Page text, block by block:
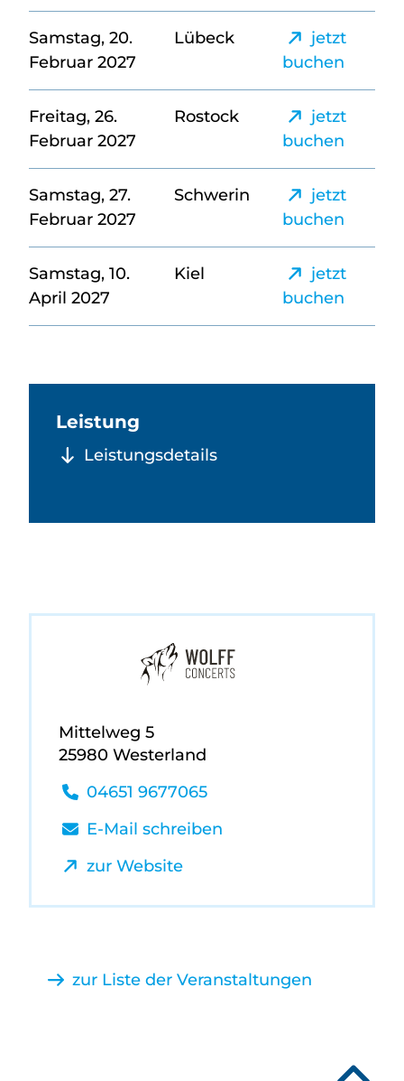
Samstag, 20.
Februar 2027
Lübeck
jetzt
buchen
Freitag, 26.
Februar 2027
Rostock
jetzt
buchen
Samstag, 27.
Februar 2027
Schwerin
jetzt
buchen
Samstag, 10.
April 2027
Kiel
jetzt
buchen
Leistung
Leistungsdetails
Mittelweg 5
25980 Westerland
04651 9677065
E-Mail schreiben
zur Website
zur Liste der Veranstaltungen